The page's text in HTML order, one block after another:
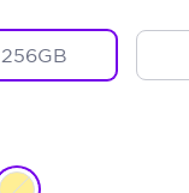
256GB